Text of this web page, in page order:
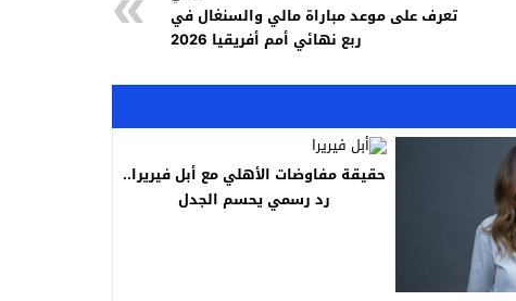
تعرف على موعد مباراة مالي والسنغال في
ربع نهائي أمم أفريقيا 2026
حقيقة مفاوضات الأهلي مع أبل فيريرا..
رد رسمي يحسم الجدل